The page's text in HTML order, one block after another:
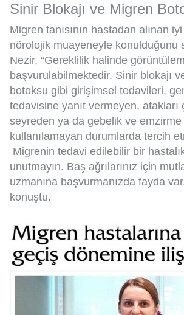
Sinir Blokajı ve Migren
Migren tanısının hastadan alınan
nörolojik muayeneyle konulduğunu
Nezir, “Gereklilik halinde
başvurulabilmektedir. Sinir blokajı
botoksu gibi girişimsel tedavileri,
tedavisine yanıt vermeyen, atakları
seyreden ya da gebelik ve
kullanılamayan durumlarda tercih
Migrenin tedavi edilebilir bir
unutmayın. Baş ağrılarınız için
uzmanına başvurmanızda fayda
konuştu.